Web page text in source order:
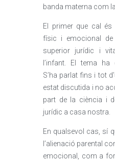
banda materna com
El primer que cal és
físic i emocional de
superior jurídic i
l’infant. El tema ha
S’ha parlat fins i tot
estat discutida i no
part de la ciència i
jurídic a casa nostra.
En qualsevol cas, sí
l’alienació parental
emocional, com a